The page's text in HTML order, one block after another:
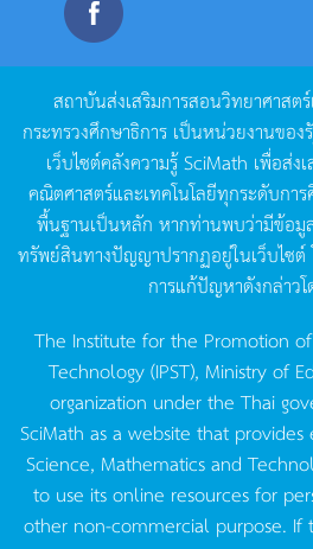
สถาบันส่งเสริมการสอนวิทยาศาสต
กระทรวงศึกษาธิการ เป็นหน่วยงานของ
เว็บไซต์คลังความรู้SciMath เพื่อส่ง
คณิตศาสตร์และเทคโนโลยีทุกระดับกา
พื้นฐานเป็นหลัก หากท่านพบว่ามีข้อมู
ทรัพย์สินทางปัญญาปรากฏอยู่ในเว็บไซต์
การแก้ปัญหาดังกล่าวโ
The Institute for the Promotion
Technology (IPST), Ministry of
organization under the Thai
SciMath as a website that
Science, Mathematics and
to use its online resources for
other non-commercial purpose. If